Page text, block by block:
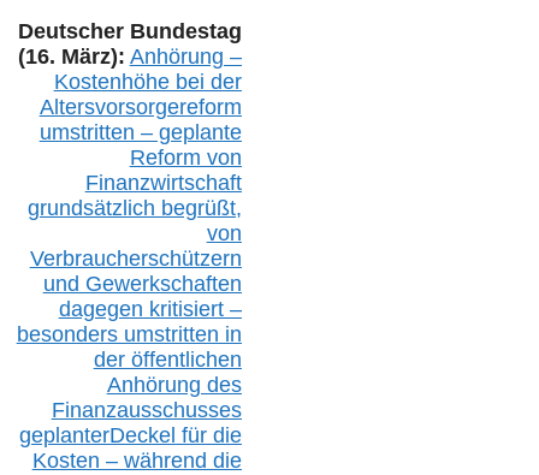
Deutscher Bundestag
(16. März): Anhörung –
Kostenhöhe bei der
Altersvorsorgereform
umstritten – geplante
Reform von
Finanzwirtschaft
grundsätzlich begrüßt,
von
Verbraucherschützern
und Gewerkschaften
dagegen kritisiert –
besonders umstritten in
der öffentlichen
Anhörung des
Finanzausschusses
geplanterDeckel für die
Kosten – während die